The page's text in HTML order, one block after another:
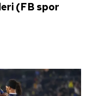
(FB spor